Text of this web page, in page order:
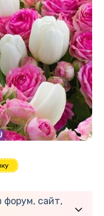
форум, сайт,